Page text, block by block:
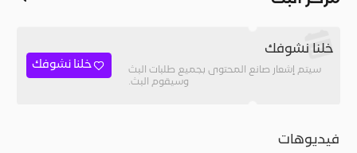
خلنا نشوفك
سيتم إشعار صانع المحتوى بجميع طلبات البث
وسيقوم البث.
خلنا نشوفك
فيديوهات